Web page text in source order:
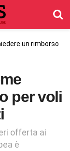
un rimborso
per voli
offerta ai
è